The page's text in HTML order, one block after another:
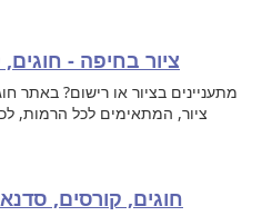
ציור בחיפה -
מתעניינים בציור או רישום? באתר
ציור, המתאימים לכל הרמות,
חוגים, קורסים,